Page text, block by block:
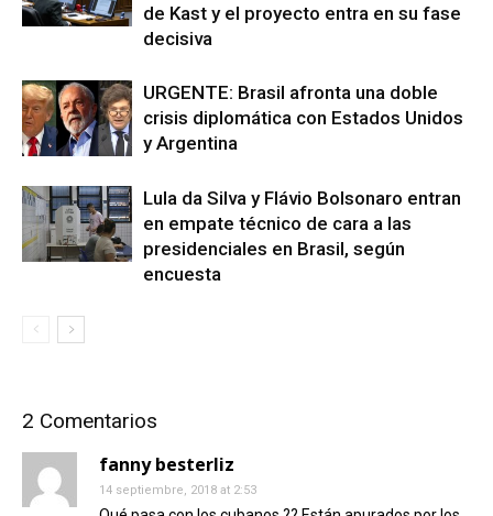
de Kast y el proyecto entra en su fase
decisiva
URGENTE: Brasil afronta una doble
crisis diplomática con Estados Unidos
y Argentina
Lula da Silva y Flávio Bolsonaro entran
en empate técnico de cara a las
presidenciales en Brasil, según
encuesta
2 Comentarios
fanny besterliz
14 septiembre, 2018 at 2:53